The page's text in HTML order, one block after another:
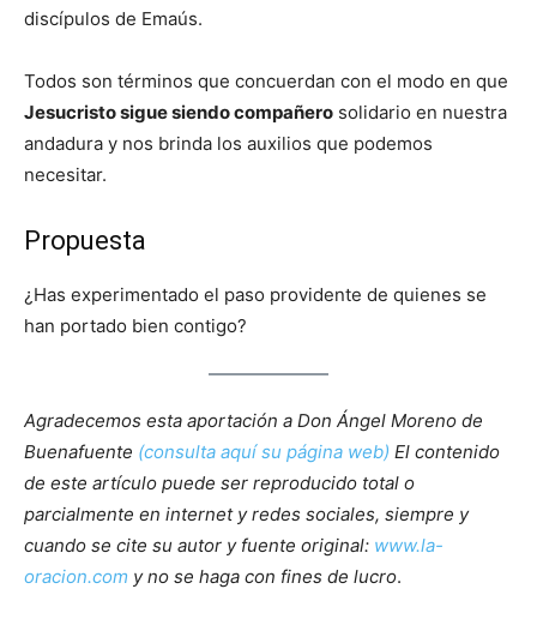
discípulos de Emaús.
Todos son términos que concuerdan con el modo en que
Jesucristo sigue siendo compañero solidario en nuestra
andadura y nos brinda los auxilios que podemos
necesitar.
Propuesta
¿Has experimentado el paso providente de quienes se
han portado bien contigo?
Agradecemos esta aportación a Don Ángel Moreno de
Buenafuente (consulta aquí su página web) El contenido
de este artículo puede ser reproducido total o
parcialmente en internet y redes sociales, siempre y
cuando se cite su autor y fuente original: www.la-
oracion.com y no se haga con fines de lucro.